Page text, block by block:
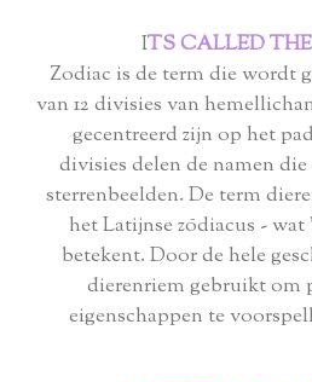
ITS CALLED
Zodiac is de term die wordt
van 12 divisies van
gecentreerd zijn op het
divisies delen de namen die
sterrenbeelden. De term
het Latijnse zōdiacus -
betekent. Door de hele
dierenriem gebruikt om
eigenschappen te